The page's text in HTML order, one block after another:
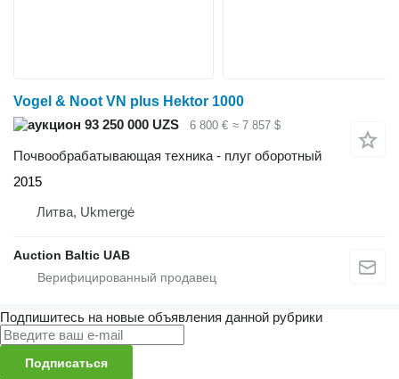
Vogel & Noot VN plus Hektor 1000
93 250 000 UZS
6 800 € ≈ 7 857 $
Почвообрабатывающая техника - плуг оборотный
2015
Литва, Ukmergė
Auction Baltic UAB
Подпишитесь на новые объявления данной рубрики
Подписаться